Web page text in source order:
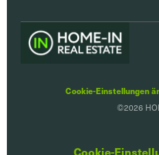
Cookie-Einstellungen
©2026
Cookie-